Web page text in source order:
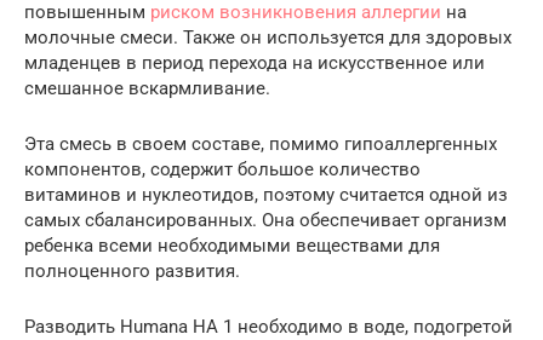
повышенным риском возникновения аллергии на
молочные смеси. Также он используется для здоровых
младенцев в период перехода на искусственное или
смешанное вскармливание.
Эта смесь в своем составе, помимо гипоаллергенных
компонентов, содержит большое количество
витаминов и нуклеотидов, поэтому считается одной из
самых сбалансированных. Она обеспечивает организм
ребенка всеми необходимыми веществами для
полноценного развития.
Разводить Humana HA 1 необходимо в воде, подогретой